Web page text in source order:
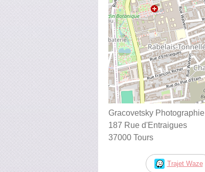
Gracovetsky Photographie
187 Rue d'Entraigues
37000 Tours
Trajet Waze